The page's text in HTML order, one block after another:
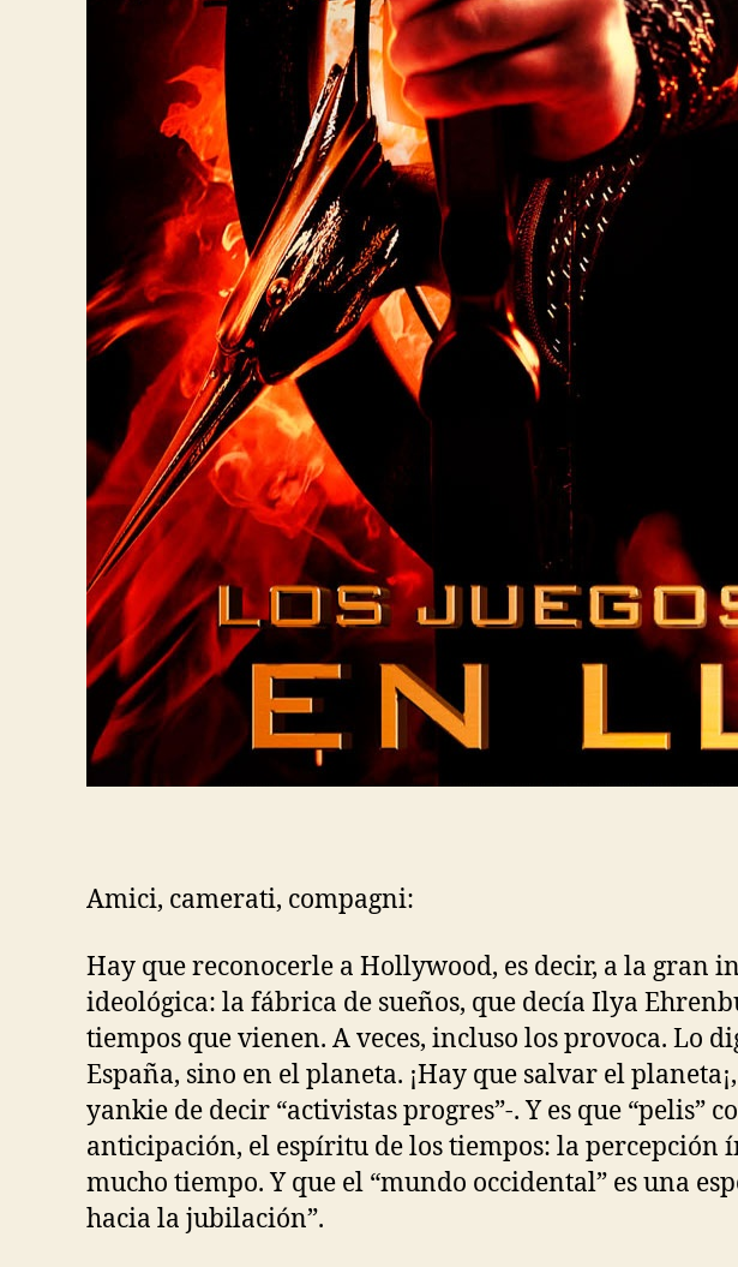
Amici, camerati, compagni:
Hay que reconocerle a Hollywood, es decir, a la
ideológica: la fábrica de sueños, que decía Ilya
tiempos que vienen. A veces, incluso los provoca. Lo
España, sino en el planeta. ¡Hay que salvar el
yankie de decir “activistas progres”-. Y es que
anticipación, el espíritu de los tiempos: la percepción
mucho tiempo. Y que el “mundo occidental” es una
hacia la jubilación”.